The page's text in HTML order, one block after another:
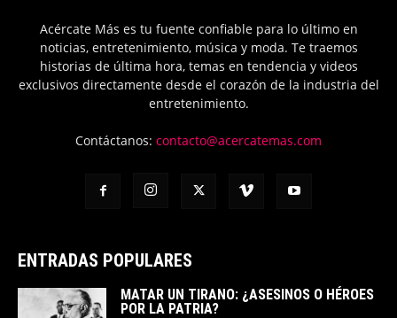
Acércate Más es tu fuente confiable para lo último en
noticias, entretenimiento, música y moda. Te traemos
historias de última hora, temas en tendencia y videos
exclusivos directamente desde el corazón de la industria del
entretenimiento.
Contáctanos: contacto@acercatemas.com
ENTRADAS POPULARES
MATAR UN TIRANO: ¿ASESINOS O HÉROES
POR LA PATRIA?